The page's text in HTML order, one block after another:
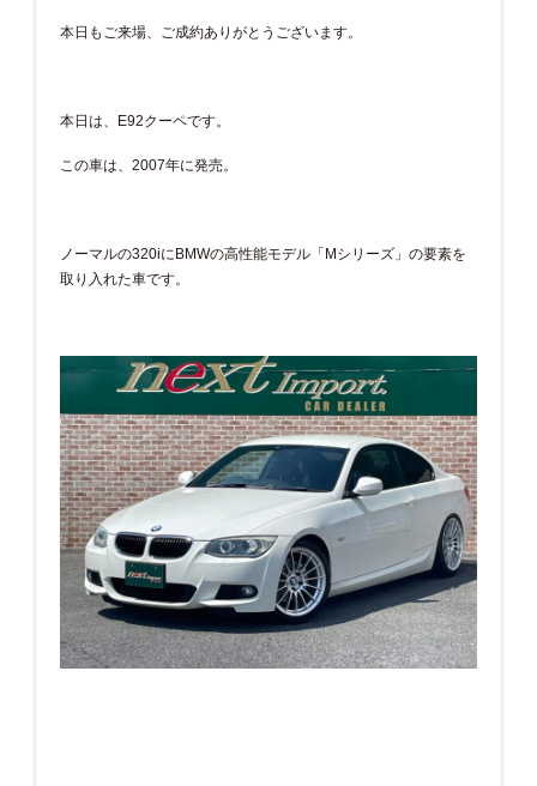
本日もご来場、ご成約ありがとうございます。
本日は、E92クーペです。
この車は、2007年に発売。
ノーマルの320iにBMWの高性能モデル「Mシリーズ」の要素を
取り入れた車です。